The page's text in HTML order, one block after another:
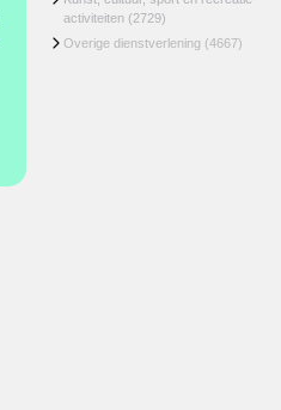
activiteiten (2729)
Overige dienstverlening (4667)